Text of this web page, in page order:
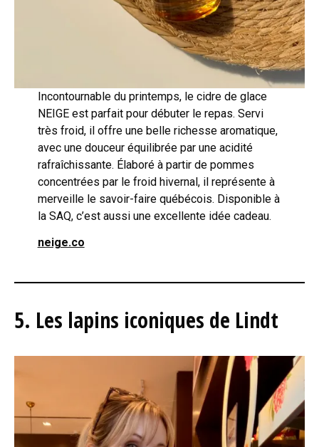
Incontournable du printemps, le cidre de glace
NEIGE est parfait pour débuter le repas. Servi
très froid, il offre une belle richesse aromatique,
avec une douceur équilibrée par une acidité
rafraîchissante. Élaboré à partir de pommes
concentrées par le froid hivernal, il représente à
merveille le savoir-faire québécois. Disponible à
la SAQ, c’est aussi une excellente idée cadeau.
neige.co
5. Les lapins iconiques de Lindt